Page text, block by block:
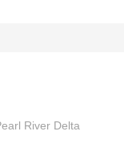
River Delta